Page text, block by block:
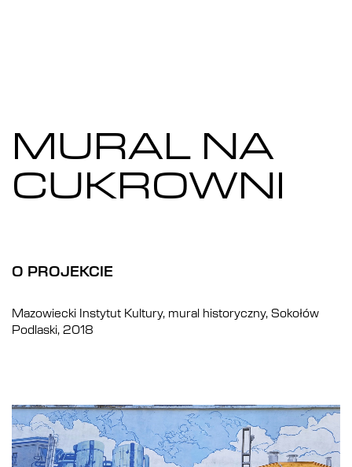
MURAL NA
CUKROWNI
O PROJEKCIE
Mazowiecki Instytut Kultury, mural historyczny, Sokołów
Podlaski, 2018